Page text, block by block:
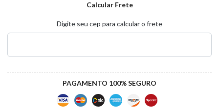
Calcular Frete
Digite seu cep para calcular o frete
PAGAMENTO 100% SEGURO